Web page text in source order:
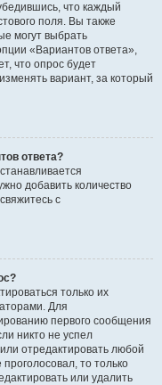
что каждый
поля. Вы также
могут выбрать
«Вариантов ответа»,
что опрос будет
вариант, за который
ответа?
добавить количество
с
только их
Для
первого сообщения
никто не успел
отредактировать любой
то только
или удалить